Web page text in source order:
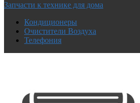
Запчасти к технике для дома
Кондиционеры
Очистители Воздуха
Телефония